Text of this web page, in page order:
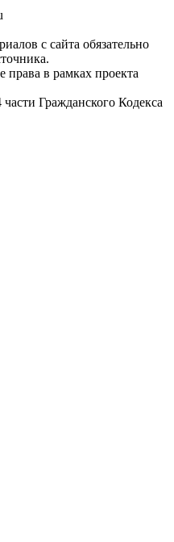
с сайта обязательно
права в рамках проекта
Гражданского Кодекса